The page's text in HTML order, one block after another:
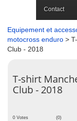
Contact
Equipement et
motocross enduro >
Club - 2018
T-shirt
Club - 2018
0 Votes (0)